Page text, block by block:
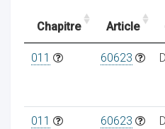
Chapitre Article
011 60623 D
011 60623 D